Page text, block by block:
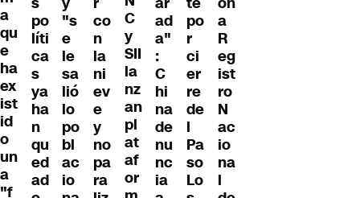
a
qu
e
ha
ex
ist
id
o
un
a
"f
po
líti
ca
s
ya
ha
n
qu
ed
ad
"s
e
le
sa
lió
lo
po
bl
ac
io
co
n
la
ni
ev
e
y
no
pa
ra
C
y
SII
la
nz
an
pl
at
af
or
ad
a"
:
C
hi
na
de
nu
nc
ia
po
r
ci
er
re
de
l
Pa
so
Lo
a
R
eg
ist
ro
N
ac
io
na
l